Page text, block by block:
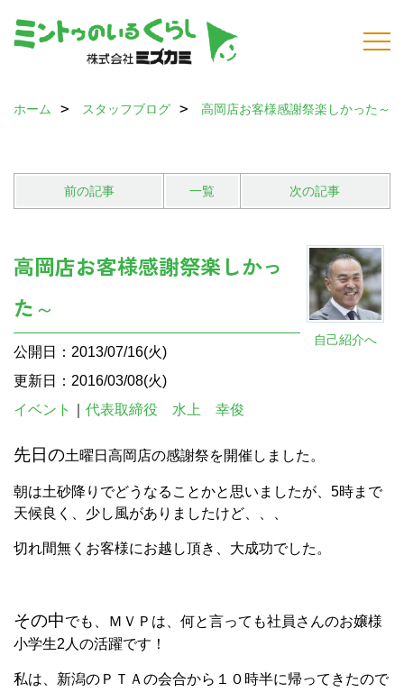
ホーム スタッフブログ 高岡店お客様感謝祭楽しかった～
前の記事 一覧 次の記事
自己紹介へ
高岡店お客様感謝祭楽しかっ
た～
公開日：2013/07/16(火)
更新日：2016/03/08(火)
イベント
代表取締役 水上 幸俊
先日の土曜日高岡店の感謝祭を開催しました。
朝は土砂降りでどうなることかと思いましたが、5時まで
天候良く、少し風がありましたけど、、、
切れ間無くお客様にお越し頂き、大成功でした。
その中でも、ＭＶＰは、何と言っても社員さんのお嬢様
小学生2人の活躍です！
私は、新潟のＰＴＡの会合から１０時半に帰ってきたので